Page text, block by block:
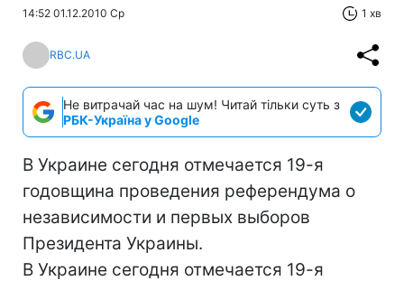
14:52 01.12.2010 Ср 1 хв
RBC.UA
Не витрачай час на шум! Читай тільки суть з
РБК-Україна у Google
В Украине сегодня отмечается 19-я
годовщина проведения референдума о
независимости и первых выборов
Президента Украины.
В Украине сегодня отмечается 19-я